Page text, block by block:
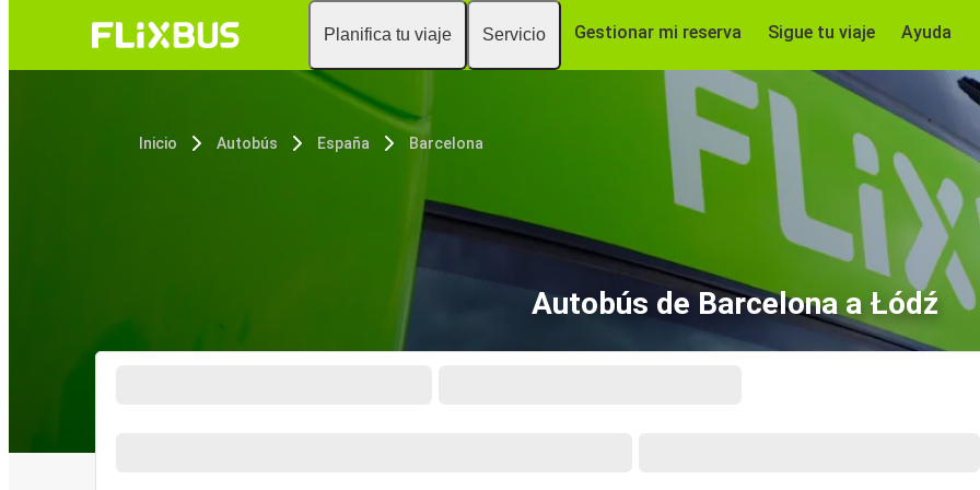
Planifica tu viaje Servicio Gestionar mi reserva Sigue tu viaje Ayuda
Inicio Autobús España Barcelona
Autobús de Barcelona a Łódź